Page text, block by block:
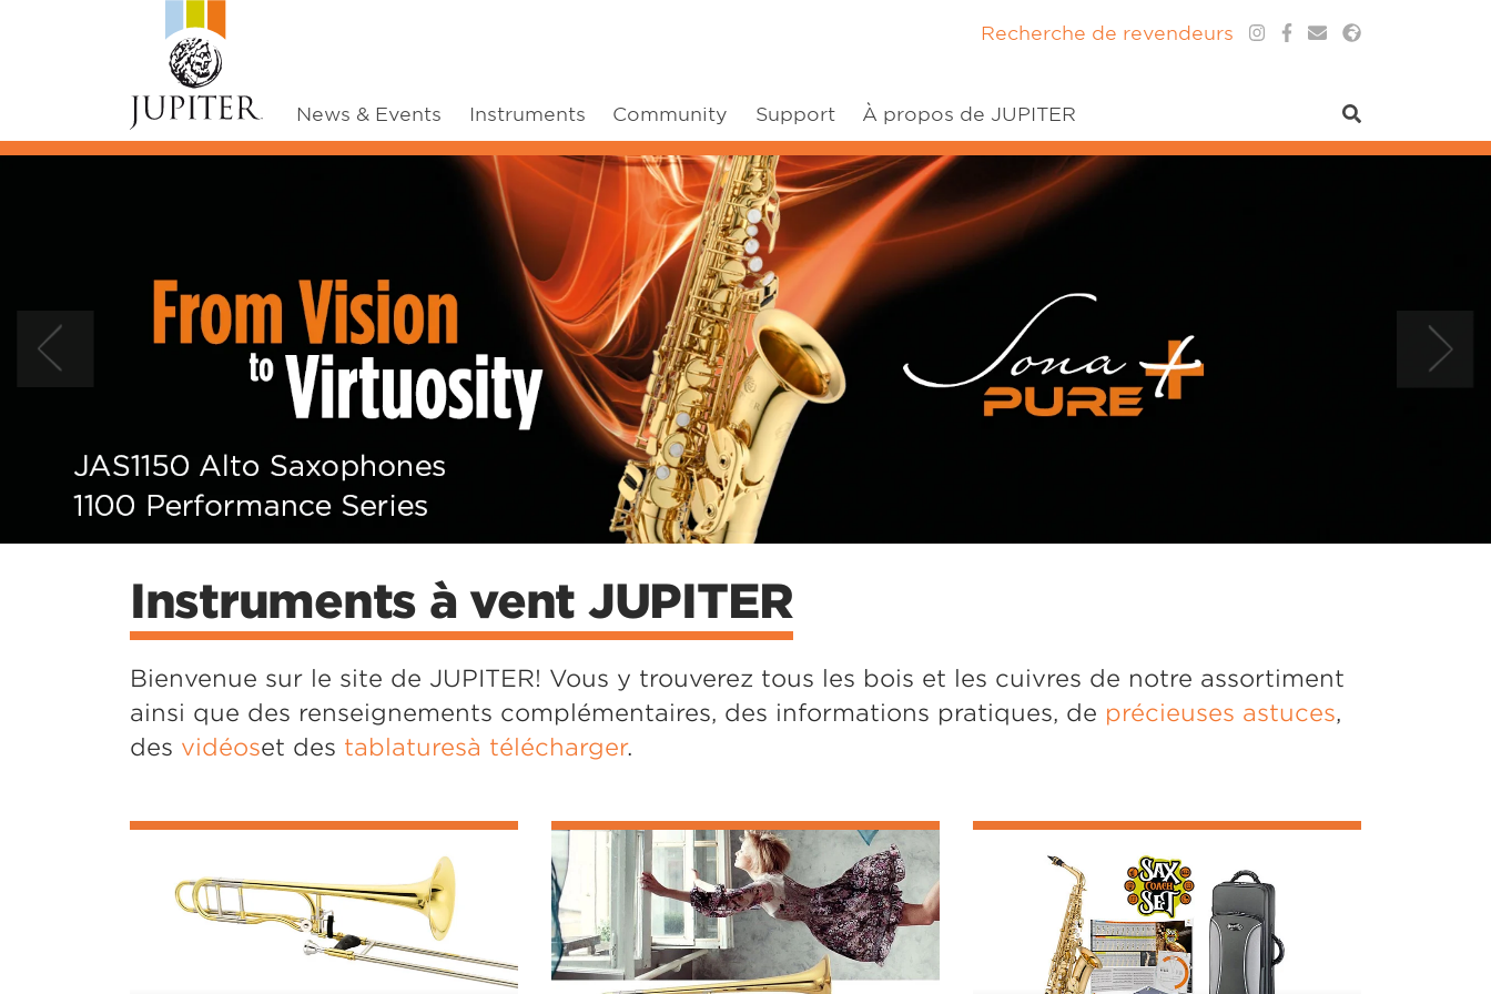
News & Events Instruments Community Support À propos de JUPITER
Recherche de revendeurs
Saxophones
1100 Series Cornet
1100 Series Trombones
Stellar
From Vision to Virtuosity
Colours of Sound
loop fr
Concert Box
Previous Next
Instruments à vent JUPITER
Bienvenue sur le site de JUPITER! Vous y trouverez tous les bois et les cuivres de notre assortiment
ainsi que des renseignements complémentaires, des informations pratiques, de précieuses astuces
des vidéoset des tablaturesà télécharger.